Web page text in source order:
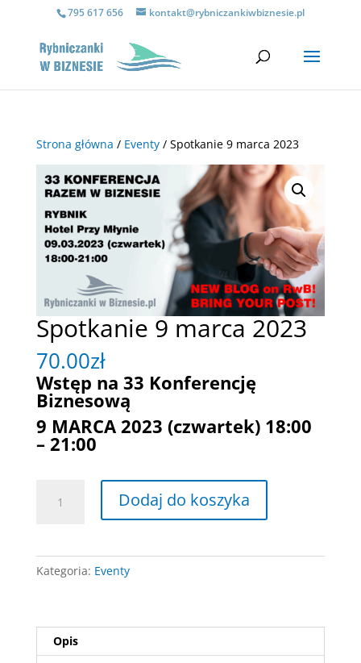
795 617 656 kontakt@rybniczankiwbiznesie.pl
Strona główna / Eventy/ Spotkanie 9 marca 2023
Spotkanie 9 marca 2023
70.00zł
Wstęp na 33 Konferencję
Biznesową
9 MARCA 2023 (czwartek) 18:00
– 21:00
Spotkanie
Dodaj do koszyka
Kategoria: Eventy
Opis